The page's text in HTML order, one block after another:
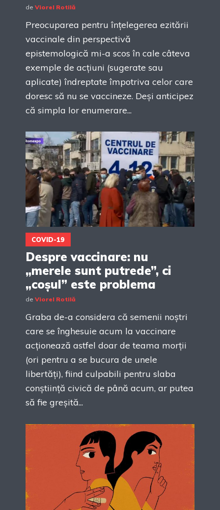
de Viorel Rotilă
Preocuparea pentru înțelegerea ezitării
vaccinale din perspectivă
epistemologică mi-a scos în cale câteva
exemple de acțiuni (sugerate sau
aplicate) îndreptate împotriva celor care
doresc să nu se vaccineze. Deși anticipez
că simpla lor enumerare...
COVID-19
Despre vaccinare: nu
„merele sunt putrede”, ci
„coșul” este problema
de Viorel Rotilă
Graba de-a considera că semenii noștri
care se înghesuie acum la vaccinare
acționează astfel doar de teama morții
(ori pentru a se bucura de unele
libertăți), fiind culpabili pentru slaba
conștiință civică de până acum, ar putea
să fie greșită...